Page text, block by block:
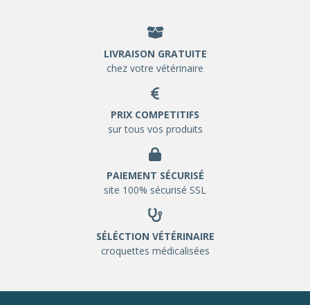
LIVRAISON GRATUITE
chez votre vétérinaire
PRIX COMPETITIFS
sur tous vos produits
PAIEMENT SÉCURISÉ
site 100% sécurisé SSL
SÉLÉCTION VÉTÉRINAIRE
croquettes médicalisées